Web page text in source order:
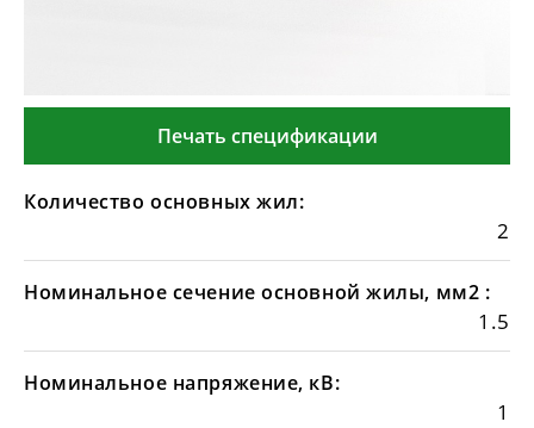
Печать спецификации
Количество основных жил:
2
Номинальное сечение основной жилы, мм2 :
1.5
Номинальное напряжение, кВ:
1